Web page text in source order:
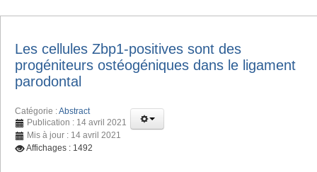
Les cellules Zbp1-positives sont des
progéniteurs ostéogéniques dans le ligament
parodontal
Catégorie :Abstract
Publication : 14 avril 2021
Mis à jour : 14 avril 2021
Affichages : 1492